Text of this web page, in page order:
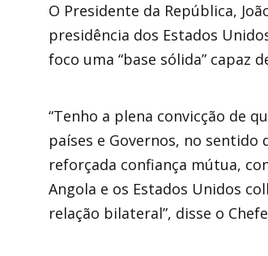
O Presidente da República,
presidência dos Estados
foco uma “base sólida” capaz
“Tenho a plena convicção de
países e Governos, no
reforçada confiança mútua,
Angola e os Estados Unidos
relação bilateral”, disse o